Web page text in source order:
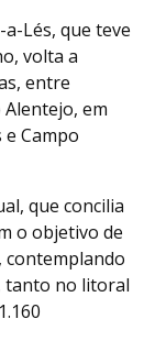
a-Lés, que teve
volta a
entre
em
Campo
que concilia
o objetivo de
tanto no litoral